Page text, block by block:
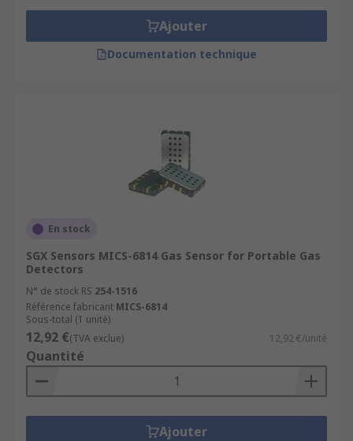
Ajouter
Documentation technique
En stock
SGX Sensors MICS-6814 Gas Sensor for Portable Gas
Detectors
N° de stock RS 254-1516
Référence fabricant MICS-6814
Sous-total (1 unité)
12,92 €(TVA exclue) 12,92 €/unité
Quantité
Ajouter